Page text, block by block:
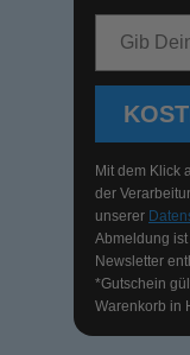
Mit dem Klick
der
unserer
Abmeldung
Newsletter
*Gutschein
Warenkorb in